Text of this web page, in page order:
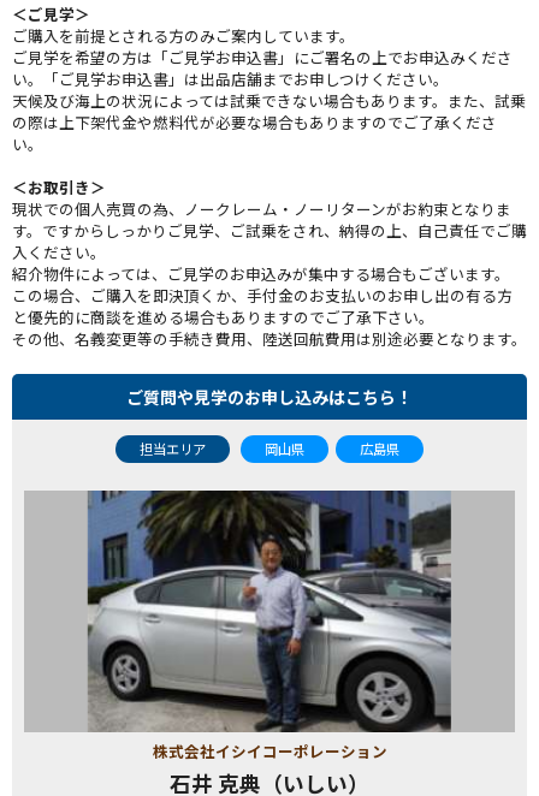
＜ご見学＞
ご購入を前提とされる方のみご案内しています。
ご見学を希望の方は「ご見学お申込書」にご署名の上でお申込みくださ
い。「ご見学お申込書」は出品店舗までお申しつけください。
天候及び海上の状況によっては試乗できない場合もあります。また、試乗
の際は上下架代金や燃料代が必要な場合もありますのでご了承くださ
い。
＜お取引き＞
現状での個人売買の為、ノークレーム・ノーリターンがお約束となりま
す。ですからしっかりご見学、ご試乗をされ、納得の上、自己責任でご購
入ください。
紹介物件によっては、ご見学のお申込みが集中する場合もございます。
この場合、ご購入を即決頂くか、手付金のお支払いのお申し出の有る方
と優先的に商談を進める場合もありますのでご了承下さい。
その他、名義変更等の手続き費用、陸送回航費用は別途必要となります。
ご質問や見学のお申し込みはこちら！
担当エリア 岡山県 広島県
株式会社イシイコーポレーション
石井 克典（いしい）